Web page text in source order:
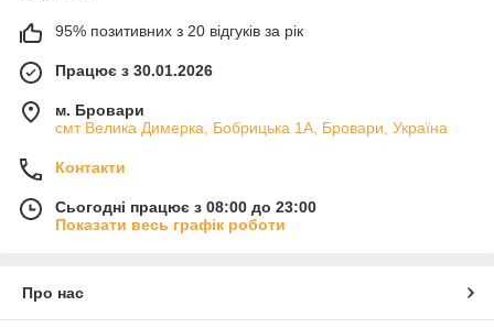
95% позитивних з 20 відгуків за рік
Працює з 30.01.2026
м. Бровари
смт Велика Димерка, Бобрицька 1А, Бровари, Україна
Контакти
Сьогодні працює з 08:00 до 23:00
Показати весь графік роботи
Про нас